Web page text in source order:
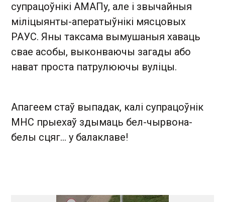
супрацоўнікі АМАПу, але і звычайныя
міліцыянты-аператыўнікі мясцовых
РАУС. Яны таксама вымушаныя хаваць
свае асобы, выконваючы загады або
нават проста патрулюючы вуліцы.
Апагеем стаў выпадак, калі супрацоўнік
МНС прыехаў здымаць бел-чырвона-
белы сцяг... у балаклаве!